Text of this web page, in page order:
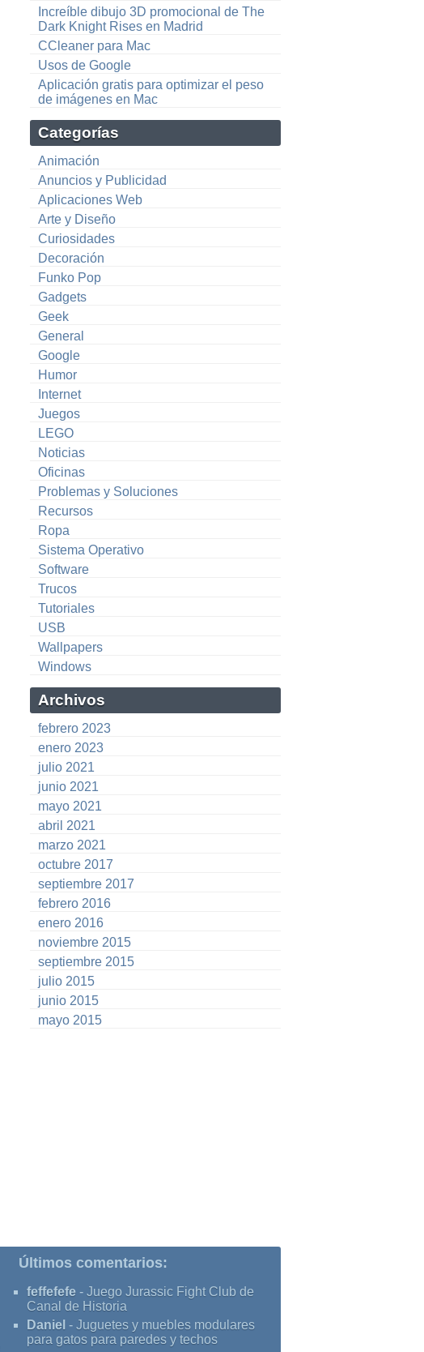
Increíble dibujo 3D promocional de The
Dark Knight Rises en Madrid
CCleaner para Mac
Usos de Google
Aplicación gratis para optimizar el peso
de imágenes en Mac
Categorías
Animación
Anuncios y Publicidad
Aplicaciones Web
Arte y Diseño
Curiosidades
Decoración
Funko Pop
Gadgets
Geek
General
Google
Humor
Internet
Juegos
LEGO
Noticias
Oficinas
Problemas y Soluciones
Recursos
Ropa
Sistema Operativo
Software
Trucos
Tutoriales
USB
Wallpapers
Windows
Archivos
febrero 2023
enero 2023
julio 2021
junio 2021
mayo 2021
abril 2021
marzo 2021
octubre 2017
septiembre 2017
febrero 2016
enero 2016
noviembre 2015
septiembre 2015
julio 2015
junio 2015
mayo 2015
Últimos comentarios:
feffefefe - Juego Jurassic Fight Club de
Canal de Historia
Daniel - Juguetes y muebles modulares
para gatos para paredes y techos